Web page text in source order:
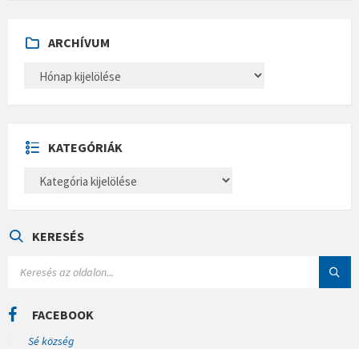
ARCHÍVUM
H
U
M
KATEGÓRIÁK
E
Á
KERESÉS
C
H
FACEBOOK
Sé község